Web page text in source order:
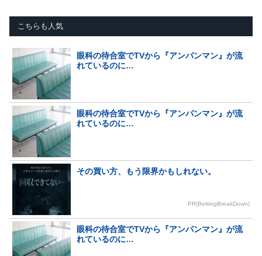
こちらも人気
眼科の待合室でTVから『アンパンマン』が流
れているのに…
眼科の待合室でTVから『アンパンマン』が流
れているのに…
その買い方、もう限界かもしれない。
PR(BettingBreakDown)
眼科の待合室でTVから『アンパンマン』が流
れているのに…